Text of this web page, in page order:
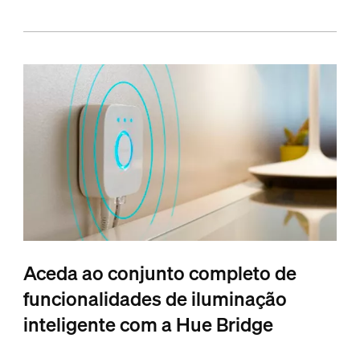
Aceda ao conjunto completo de
funcionalidades de iluminação
inteligente com a Hue Bridge